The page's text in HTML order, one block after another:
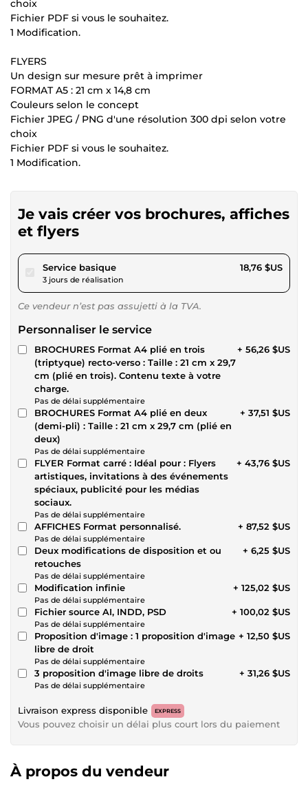
choix
Fichier PDF si vous le souhaitez.
1 Modification.
FLYERS
Un design sur mesure prêt à imprimer
FORMAT A5 : 21 cm x 14,8 cm
Couleurs selon le concept
Fichier JPEG / PNG d'une résolution 300 dpi selon votre
choix
Fichier PDF si vous le souhaitez.
1 Modification.
Je vais créer vos brochures, affiches
et flyers
Service basiquepour 17,28 $US
3 jours de réalisation
18,76 $US
Ce vendeur n’est pas assujetti à la TVA.
Personnaliser le service
BROCHURES Format A4 plié en trois
(triptyque) recto-verso : Taille : 21 cm x 29,7
cm (plié en trois). Contenu texte à votre
charge.
Pas de délai supplémentaire
+ 56,26 $US
BROCHURES Format A4 plié en deux
(demi-pli) : Taille : 21 cm x 29,7 cm (plié en
deux)
Pas de délai supplémentaire
+ 37,51 $US
FLYER Format carré : Idéal pour : Flyers
artistiques, invitations à des événements
spéciaux, publicité pour les médias
sociaux.
Pas de délai supplémentaire
+ 43,76 $US
AFFICHES Format personnalisé.
Pas de délai supplémentaire
+ 87,52 $US
Deux modifications de disposition et ou
retouches
Pas de délai supplémentaire
+ 6,25 $US
Modification infinie
Pas de délai supplémentaire
+ 125,02 $US
Fichier source AI, INDD, PSD
Pas de délai supplémentaire
+ 100,02 $US
Proposition d'image : 1 proposition d'image
libre de droit
Pas de délai supplémentaire
+ 12,50 $US
3 proposition d'image libre de droits
Pas de délai supplémentaire
+ 31,26 $US
Livraison express disponible EXPRESS
Vous pouvez choisir un délai plus court lors du paiement
À propos du vendeur